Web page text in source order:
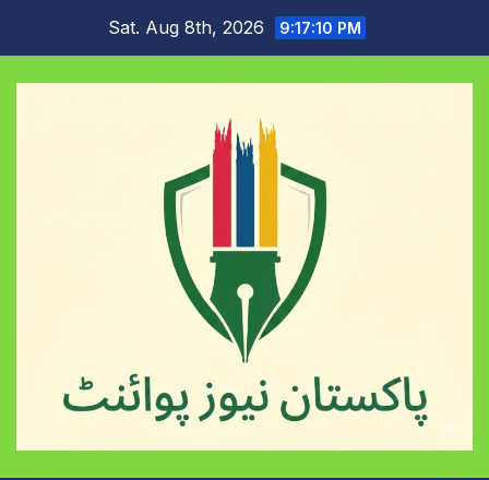
content
Sat. Aug 8th, 2026 9:17:10 PM